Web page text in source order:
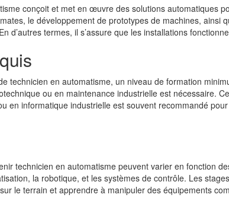
conçoit et met en œuvre des solutions automatiques
le développement de prototypes de machines, ainsi
d’autres termes, il s’assure que les installations
technicien en automatisme, un niveau de formation
ou en maintenance industrielle est nécessaire.
en informatique industrielle est souvent recommandé
technicien en automatisme peuvent varier en fonction
la robotique, et les systèmes de contrôle. Les
le terrain et apprendre à manipuler des équipements